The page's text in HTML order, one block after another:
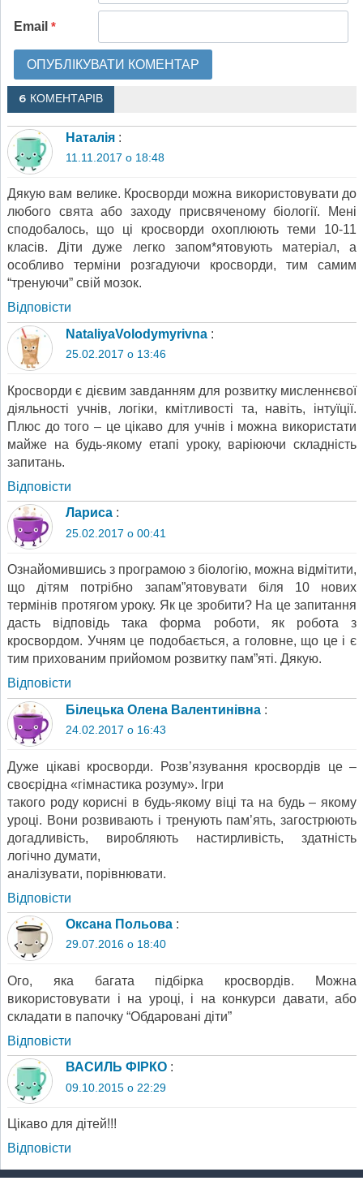
Email *
6 КОМЕНТАРІВ
Наталія :
11.11.2017 о 18:48
Дякую вам велике. Кросворди можна використовувати до
любого свята або заходу присвяченому біології. Мені
сподобалось, що ці кросворди охоплюють теми 10-11
класів. Діти дуже легко запом*ятовують матеріал, а
особливо терміни розгадуючи кросворди, тим самим
“тренуючи” свій мозок.
Відповіcти
NataliyaVolodymyrivna :
25.02.2017 о 13:46
Кросворди є дієвим завданням для розвитку мисленнєвої
діяльності учнів, логіки, кмітливості та, навіть, інтуїції.
Плюс до того – це цікаво для учнів і можна використати
майже на будь-якому етапі уроку, варіюючи складність
запитань.
Відповіcти
Лариса :
25.02.2017 о 00:41
Ознайомившись з програмою з біологію, можна відмітити,
що дітям потрібно запам”ятовувати біля 10 нових
термінів протягом уроку. Як це зробити? На це запитання
дасть відповідь така форма роботи, як робота з
кросвордом. Учням це подобається, а головне, що це і є
тим прихованим прийомом розвитку пам”яті. Дякую.
Відповіcти
Білецька Олена Валентинівна :
24.02.2017 о 16:43
Дуже цікаві кросворди. Розв’язування кросвордів це –
своєрідна «гімнастика розуму». Ігри
такого роду корисні в будь-якому віці та на будь – якому
уроці. Вони розвивають і тренують пам’ять, загострюють
догадливість, виробляють настирливість, здатність
логічно думати,
аналізувати, порівнювати.
Відповіcти
Оксана Польова :
29.07.2016 о 18:40
Ого, яка багата підбірка кросвордів. Можна
використовувати і на уроці, і на конкурси давати, або
складати в папочку “Обдаровані діти”
Відповіcти
ВАСИЛЬ ФІРКО :
09.10.2015 о 22:29
Цікаво для дітей!!!
Відповіcти